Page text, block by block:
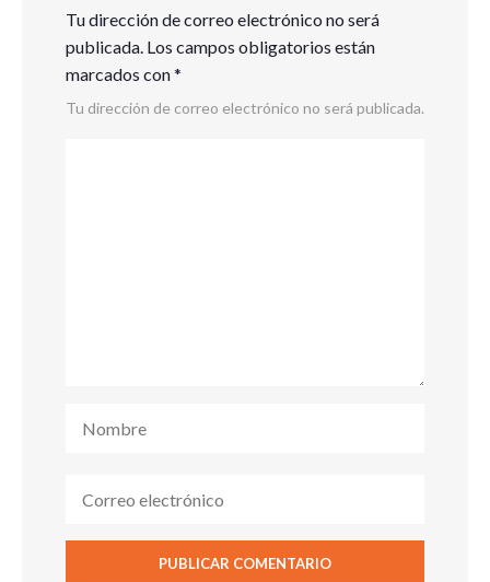
Tu dirección de correo electrónico no será
publicada. Los campos obligatorios están
marcados con*
Tu dirección de correo electrónico no será publicada.